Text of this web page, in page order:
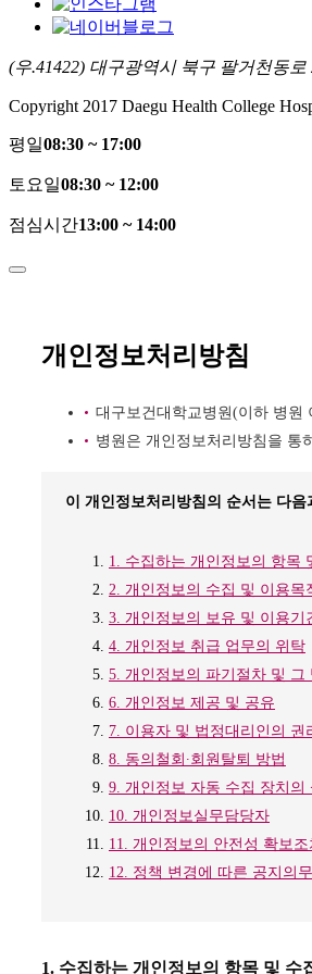
(우.41422) 대구광역시 북구 팔거천동
Copyright 2017 Daegu Health College
평일08:30 ~ 17:00
토요일08:30 ~ 12:00
점심시간13:00 ~ 14:00
개인정보처리방침
대구보건대학교병원(이하 병원
병원은 개인정보처리방침을 통
이 개인정보처리방침의 순서는 다음
1. 수집하는 개인정보의 항목
2. 개인정보의 수집 및 이용목
3. 개인정보의 보유 및 이용기
4. 개인정보 취급 업무의 위탁
5. 개인정보의 파기절차 및 그
6. 개인정보 제공 및 공유
7. 이용자 및 법정대리인의 권
8. 동의철회∙회원탈퇴 방법
9. 개인정보 자동 수집 장치의
10. 개인정보실무담당자
11. 개인정보의 안전성 확보조
12. 정책 변경에 따른 공지의무
1. 수집하는 개인정보의 항목 및 수